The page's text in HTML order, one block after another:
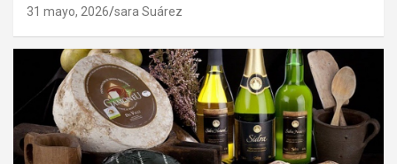
31 mayo, 2026 sara Suárez